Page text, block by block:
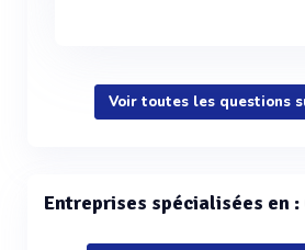
Voir toutes les questions
Entreprises spécialisées en :